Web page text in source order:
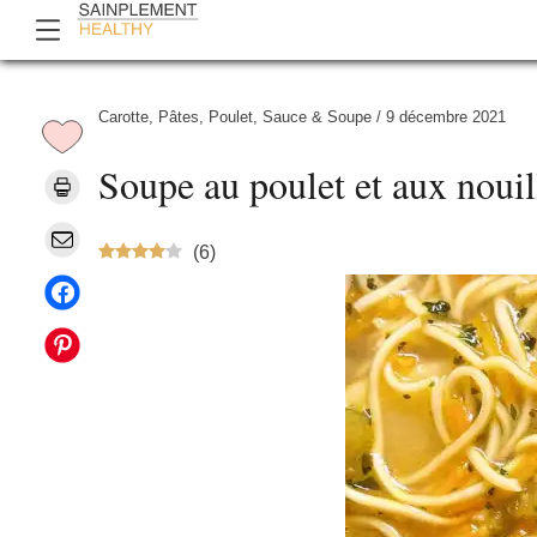
Carotte, Pâtes, Poulet, Sauce & Soupe / 9 décembre 2021
Soupe au poulet et aux
(6)